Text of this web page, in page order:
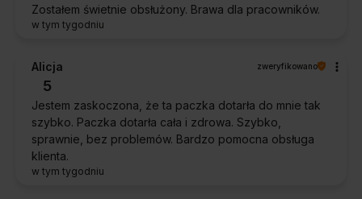
Zostałem świetnie obsłużony. Brawa dla pracowników.
w tym tygodniu
Alicja zweryfikowano
5
Jestem zaskoczona, że ta paczka dotarła do mnie tak
szybko. Paczka dotarła cała i zdrowa. Szybko,
sprawnie, bez problemów. Bardzo pomocna obsługa
klienta.
w tym tygodniu